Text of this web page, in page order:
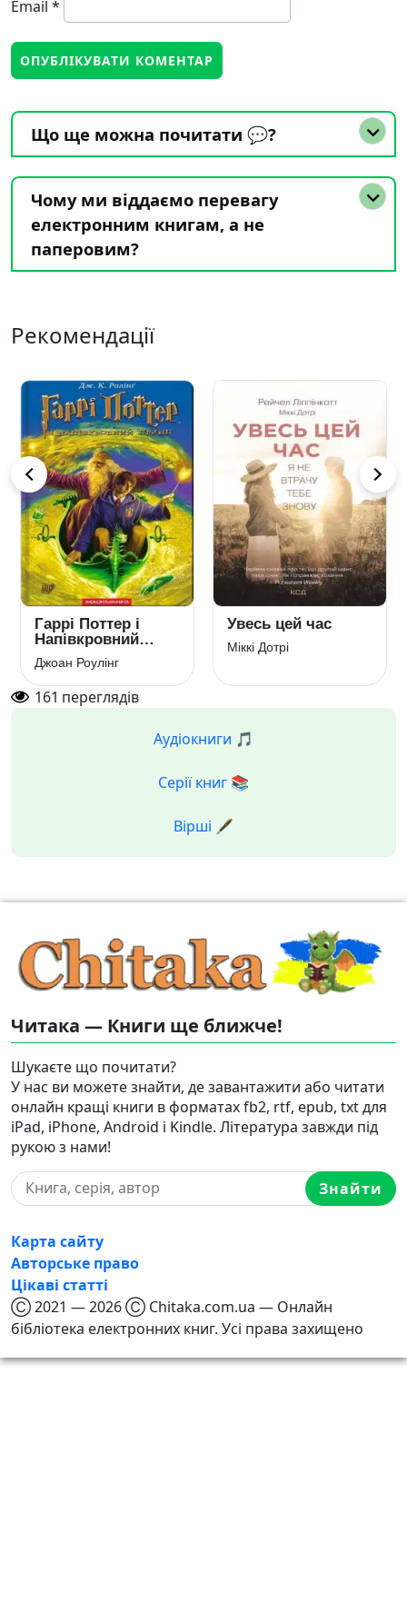
Email *
Що ще можна почитати 💬?
Чому ми віддаємо перевагу
електронним книгам, а не
паперовим?
Рекомендації
Гаррі Поттер і
Напівкровний
Принц
Джоан Роулінг
Увесь цей час
Міккі Дотрі
161 переглядів
Аудіокниги 🎵
Серії книг 📚
Вірші 🖋️
Читака — Книги ще ближче!
Шукаєте що почитати?
У нас ви можете знайти, де завантажити або читати
онлайн кращі книги в форматах fb2, rtf, epub, txt для
iPad, iPhone, Android і Kindle. Література завжди під
рукою з нами!
Знайти
Карта сайту
Авторське право
Цікаві статті
Ⓒ 2021 — 2026 Ⓒ Chitaka.com.ua — Онлайн
бібліотека електронних книг. Усі права захищено